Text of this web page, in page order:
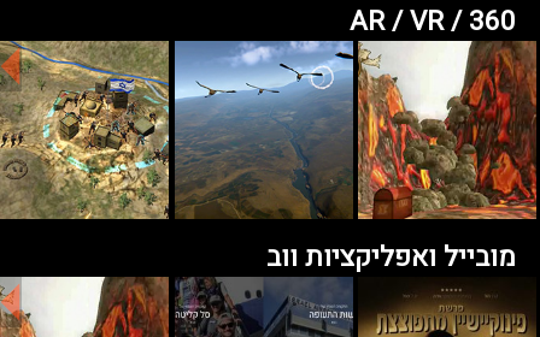
AR / VR / 360
מובייל ואפליקציות ווב